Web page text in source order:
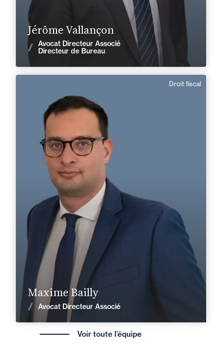
Jérôme Vallançon
Avocat Directeur Associé
Directeur de Bureau
En savoir plus
Voir les actualités
Maxime Bailly
Avocat Directeur Associé
Droit fiscal
Anglais
+33 4 72 85 70 00
maxime.bailly@fidal.com
Voir les actualités
Voir toute l’équipe